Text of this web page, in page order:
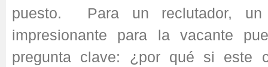
puesto. Para un reclutador, un
impresionante para la vacante
pregunta clave: ¿por qué si este